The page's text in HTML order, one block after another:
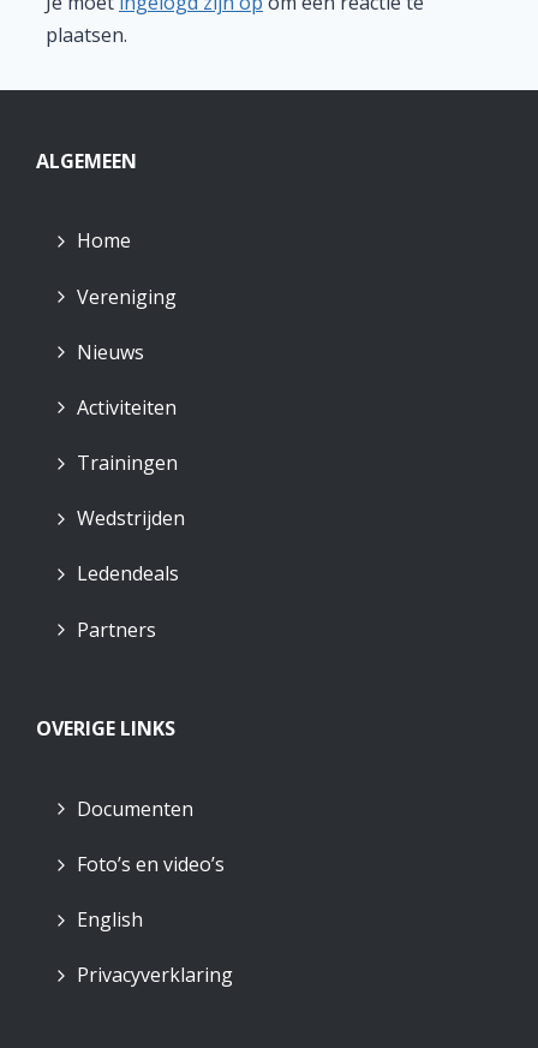
plaatsen.
ALGEMEEN
Home
Vereniging
Nieuws
Activiteiten
Trainingen
Wedstrijden
Ledendeals
Partners
OVERIGE LINKS
Documenten
Foto’s en video’s
English
Privacyverklaring